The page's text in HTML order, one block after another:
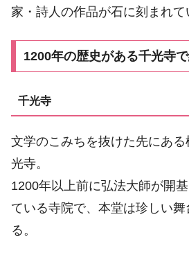
家・詩人の作品が石に刻まれて
1200年の歴史がある千光寺
千光寺
文学のこみちを抜けた先にあ
光寺。
1200年以上前に弘法大師が開
ている寺院で、本堂は珍しい
る。